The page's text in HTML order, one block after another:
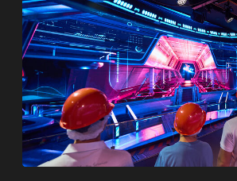
МОСКВА 2030